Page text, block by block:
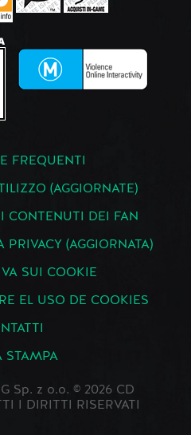
FREQUENTI
(AGGIORNATE)
CONTENUTI DEI FAN
(AGGIORNATA)
SUI COOKIE
EL USO DE COOKIES
STAMPA
Sp. z o.o. © 2026 CD
I DIRITTI RISERVATI